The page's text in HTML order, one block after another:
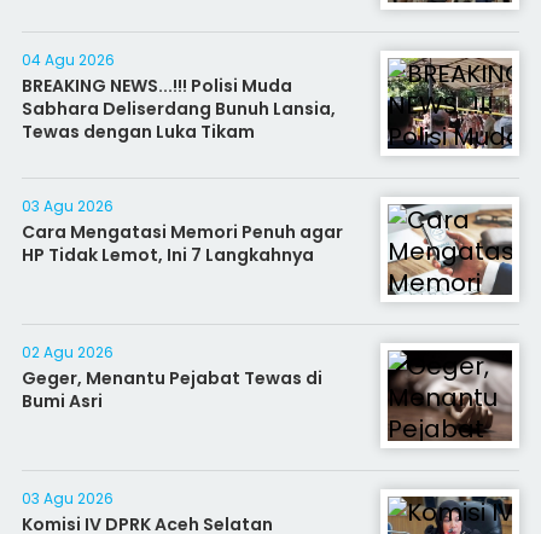
04 Agu 2026
BREAKING NEWS...!!! Polisi Muda
Sabhara Deliserdang Bunuh Lansia,
Tewas dengan Luka Tikam
03 Agu 2026
Cara Mengatasi Memori Penuh agar
HP Tidak Lemot, Ini 7 Langkahnya
02 Agu 2026
Geger, Menantu Pejabat Tewas di
Bumi Asri
03 Agu 2026
Komisi IV DPRK Aceh Selatan